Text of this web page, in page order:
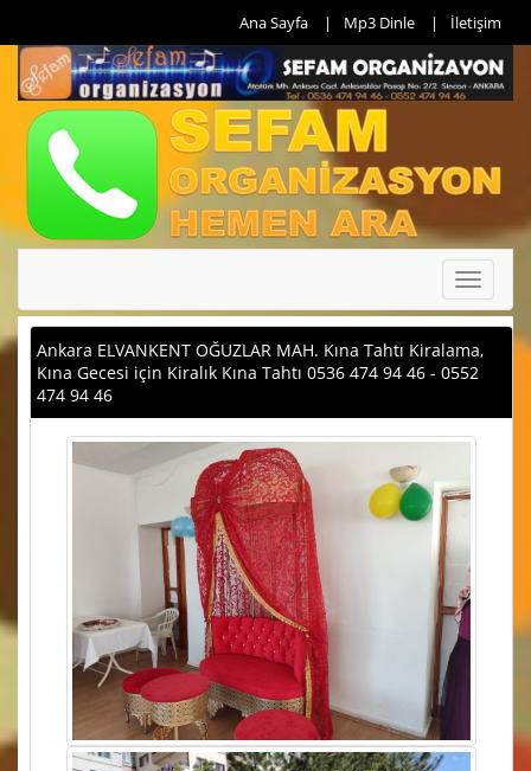
Ana Sayfa Mp3 Dinle İletişim
Toggle
Ankara ELVANKENT OĞUZLAR MAH. Kına Tahtı Kiralama,
Kına Gecesi için Kiralık Kına Tahtı 0536 474 94 46 - 0552
474 94 46